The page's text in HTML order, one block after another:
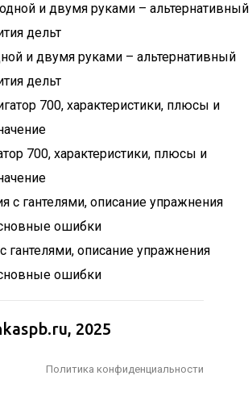
и двумя руками – альтернативный
дельт
700, характеристики, плюсы и
гантелями, описание упражнения
ошибки
2025
Политика конфиденциальности